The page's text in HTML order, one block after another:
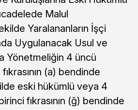
Malul
Yaralananların İşçi
Uygulanacak Usul ve
Yönetmeliğin 4 üncü
(a) bendinde
eski hükümlü veya 4
fıkrasının (ğ) bendinde